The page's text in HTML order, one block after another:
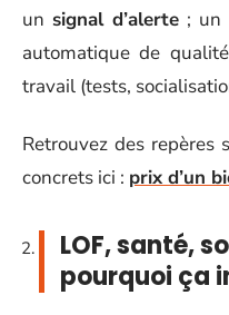
un signal d’alerte ; un
automatique de
travail (tests,
Retrouvez des repères
concrets ici : prix d’un
LOF, santé,
pourquoi ça